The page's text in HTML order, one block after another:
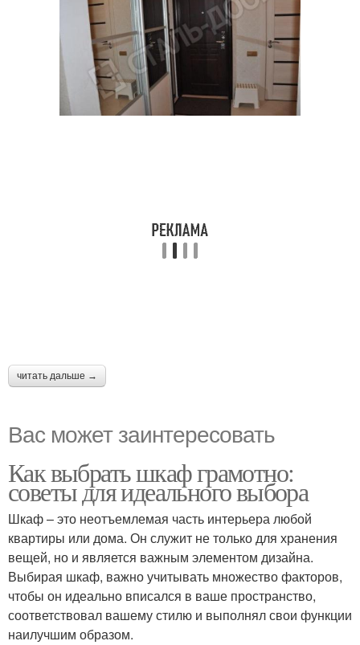
читать дальше →
Вас может заинтересовать
Как выбрать шкаф грамотно:
советы для идеального выбора
Шкаф – это неотъемлемая часть интерьера любой
квартиры или дома. Он служит не только для хранения
вещей, но и является важным элементом дизайна.
Выбирая шкаф, важно учитывать множество факторов,
чтобы он идеально вписался в ваше пространство,
соответствовал вашему стилю и выполнял свои функции
наилучшим образом.